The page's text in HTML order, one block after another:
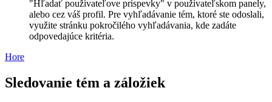
"Hľadať používateľove príspevky" v používateľskom panely,
alebo cez váš profil. Pre vyhľadávanie tém, ktoré ste odoslali,
využite stránku pokročilého vyhľadávania, kde zadáte
odpovedajúce kritéria.
Hore
Sledovanie tém a záložiek